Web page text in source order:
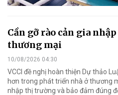
Cần gỡ rào cản gia
thương mại
10/08/2026 04:30
VCCI đề nghị hoàn thiện Dự thảo
hơn trong phát triển nhà ở thương
nhập thị trường và bảo đảm đúng